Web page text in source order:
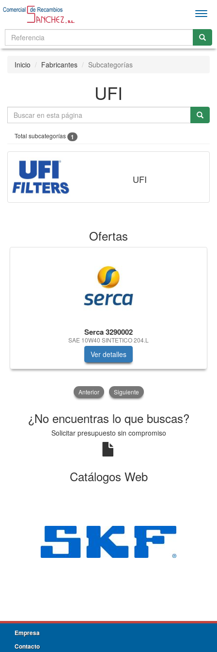
Inicio Fabricantes Subcategorías
UFI
Total subcategorías 1
UFI
Ofertas
Serca 3290002
SAE 10W40 SINTETICO 204.L
Ver detalles
Anterior Siguiente
¿No encuentras lo que buscas?
Solicitar presupuesto sin compromiso
Catálogos Web
Empresa
Contacto